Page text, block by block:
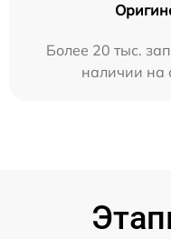
Более 20 тыс.
наличии на